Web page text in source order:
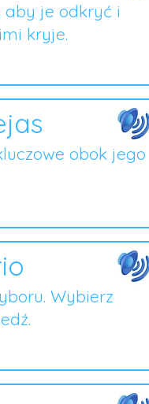
aby je odkryć i
kryje.
obok jego
Wybierz